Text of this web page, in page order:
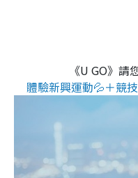
《U GO》請
體驗新興運動💦＋競